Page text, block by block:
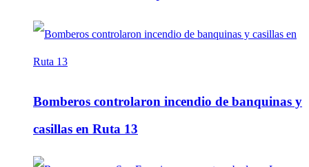
Bomberos controlaron incendio de banquinas y
casillas en Ruta 13